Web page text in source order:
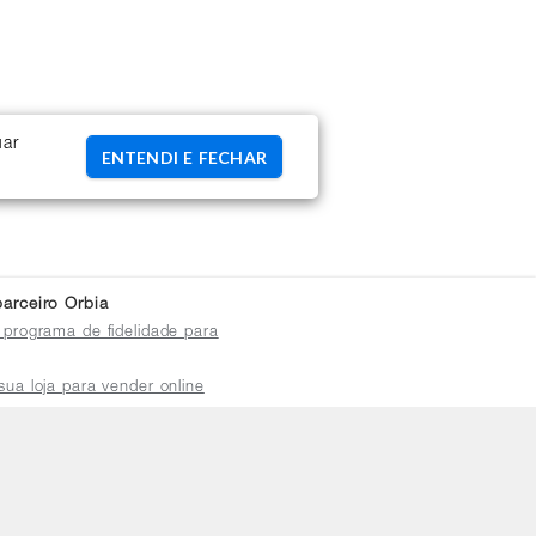
ENTENDI E FECHAR
Orbia
programa de fidelidade para
loja para vender online